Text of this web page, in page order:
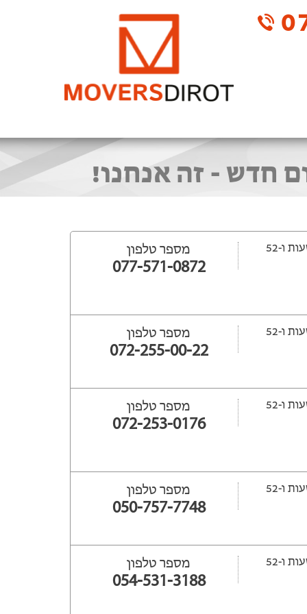
חדש - זה אנחנו!
ייפתח עוד 12 שעות ‫ו-52 מספר טלפון
077-571-0872
ייפתח עוד 13 שעות ‫ו-52 מספר טלפון
072-255-00-22
ייפתח עוד 14 שעות ‫ו-52 מספר טלפון
072-253-0176
ייפתח עוד 14 שעות ‫ו-52 מספר טלפון
050-757-7748
ייפתח עוד 14 שעות ‫ו-52 מספר טלפון
054-531-3188